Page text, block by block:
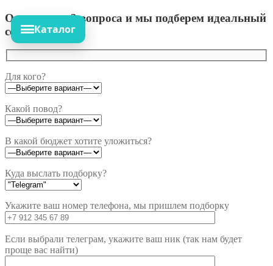
Ответьте на 3 вопроса и мы подберем идеальный
сет!
Для кого?
Какой повод?
В какой бюджет хотите уложиться?
Куда выслать подборку?
Укажите ваш номер телефона, мы пришлем подборку
Если выбрали телеграм, укажите ваш ник (так нам будет
проще вас найти)
Каталог